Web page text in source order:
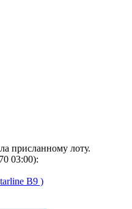
присланному лоту.
03:00):
B9 )